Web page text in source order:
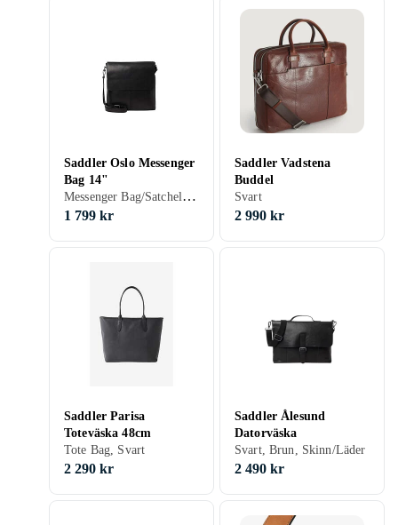
Saddler Oslo Messenger
Bag 14"
Messenger Bag/Satchel Bag, Svart, Brun, Skinn/Läder
1 799 kr
Saddler Vadstena
Buddel
Svart
2 990 kr
Saddler Parisa
Toteväska 48cm
Tote Bag, Svart
2 290 kr
Saddler Ålesund
Datorväska
Svart, Brun, Skinn/Läder
2 490 kr